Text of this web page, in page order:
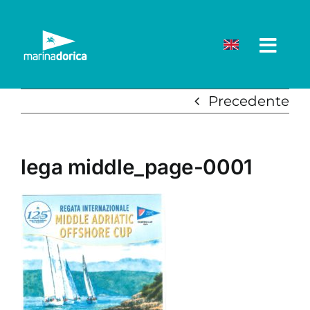
contenuto
Precedente
lega middle_page-0001